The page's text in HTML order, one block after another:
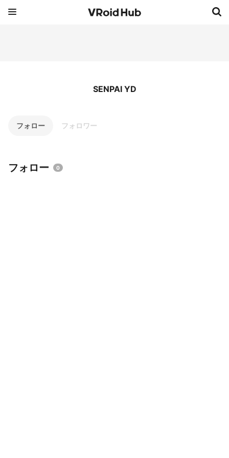
SENPAI YD
フォロー フォロワー
フォロー 0